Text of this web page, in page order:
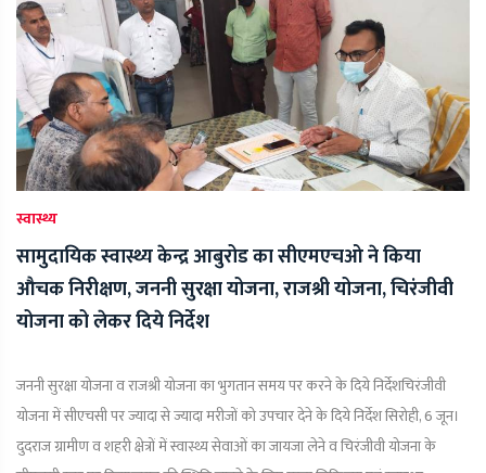
स्वास्थ्य
सामुदायिक स्वास्थ्य केन्द्र आबुरोड का सीएमएचओ ने किया
औचक निरीक्षण, जननी सुरक्षा योजना, राजश्री योजना, चिरंजीवी
योजना को लेकर दिये निर्देश
जननी सुरक्षा योजना व राजश्री योजना का भुगतान समय पर करने के दिये निर्देशचिरंजीवी
योजना में सीएचसी पर ज्यादा से ज्यादा मरीजों को उपचार देने के दिये निर्देश सिरोही, 6 जून।
दुदराज ग्रामीण व शहरी क्षेत्रों में स्वास्थ्य सेवाओं का जायजा लेने व चिरंजीवी योजना के